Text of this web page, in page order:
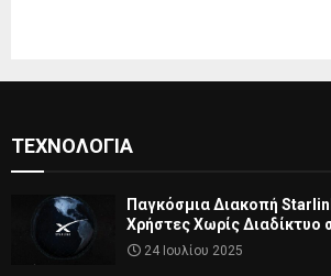
ΤΕΧΝΟΛΟΓΊΑ
Παγκόσμια Διακοπή
Χρήστες Χωρίς Διαδίκτυο
24 Ιουλίου 2025